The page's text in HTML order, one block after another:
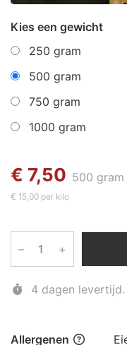
Kies een gewicht
250 gram
500 gram
750 gram
1000 gram
€ 7,50 500 gram
€ 15,00 per kilo
– +
4 dagen levertijd.
Allergenen